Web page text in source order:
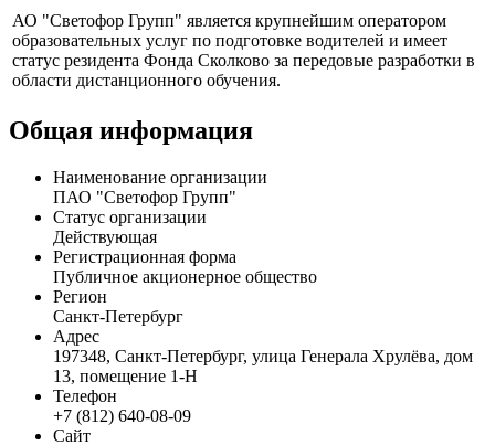
АО "Светофор Групп" является крупнейшим оператором
образовательных услуг по подготовке водителей и имеет
статус резидента Фонда Сколково за передовые разработки в
области дистанционного обучения.
Общая информация
Наименование организации
ПАО "Светофор Групп"
Статус организации
Действующая
Регистрационная форма
Публичное акционерное общество
Регион
Санкт-Петербург
Адрес
197348, Санкт-Петербург, улица Генерала Хрулёва, дом
13, помещение 1-Н
Телефон
+7 (812) 640-08-09
Сайт